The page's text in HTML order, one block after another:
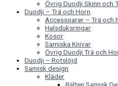
Övrig Duodji Skinn och
Duodji – Trä och Horn
Accessoarer – Trä och
Halsduksringar
Kosor
Samiska Knivar
Övrig Duodji Trä och
Duodji – Rotslöjd
Samisk design
Kläder